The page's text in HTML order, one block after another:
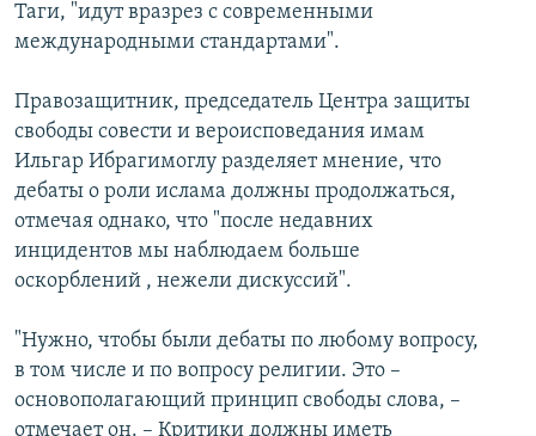
Таги, "идут вразрез с современными
международными стандартами".
Правозащитник, председатель Центра защиты
свободы совести и вероисповедания имам
Ильгар Ибрагимоглу разделяет мнение, что
дебаты о роли ислама должны продолжаться,
отмечая однако, что "после недавних
инцидентов мы наблюдаем больше
оскорблений , нежели дискуссий".
"Нужно, чтобы были дебаты по любому вопросу,
в том числе и по вопросу религии. Это –
основополагающий принцип свободы слова, –
отмечает он. – Критики должны иметь